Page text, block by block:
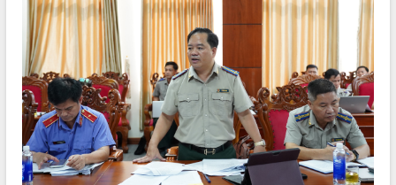
VIDEO
Loading the player...
Khám bệnh, cấp phát thuốc miễn phí
và tặng quà người dân xã Cư Pui